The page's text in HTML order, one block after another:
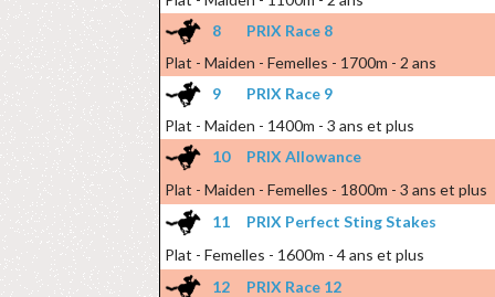
8
PRIX Race 8
Plat - Maiden - Femelles - 1700m - 2 ans
9
PRIX Race 9
Plat - Maiden - 1400m - 3 ans et plus
10
PRIX Allowance
Plat - Maiden - Femelles - 1800m - 3 ans et plus
11
PRIX Perfect Sting Stakes
Plat - Femelles - 1600m - 4 ans et plus
12
PRIX Race 12